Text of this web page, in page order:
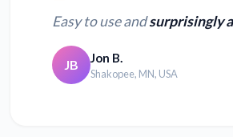
Easy to use andsurprisingly
JB Jon B.
Shakopee, MN, USA